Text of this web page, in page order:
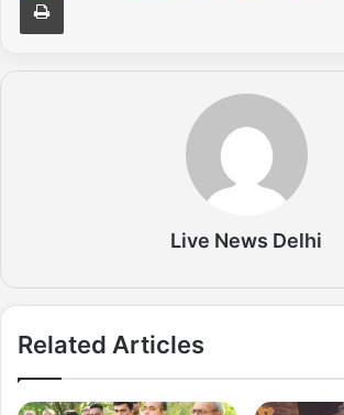
Live News Delhi
Related Articles